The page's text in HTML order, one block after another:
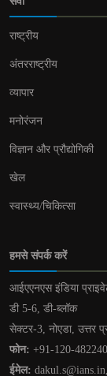
राष्ट्रीय
अंतरराष्ट्रीय
व्यापार
मनोरंजन
विज्ञान और प्रौद्योगिकी
खेल
स्वास्थ्य/चिकित्सा
हमसे संपर्क करें
आईएएनएस इंडिया
डी 5-6, डी-ब्लॉक
सेक्टर-3, नोएडा, उत्तर
फोन: +91-120-
ईमेल: